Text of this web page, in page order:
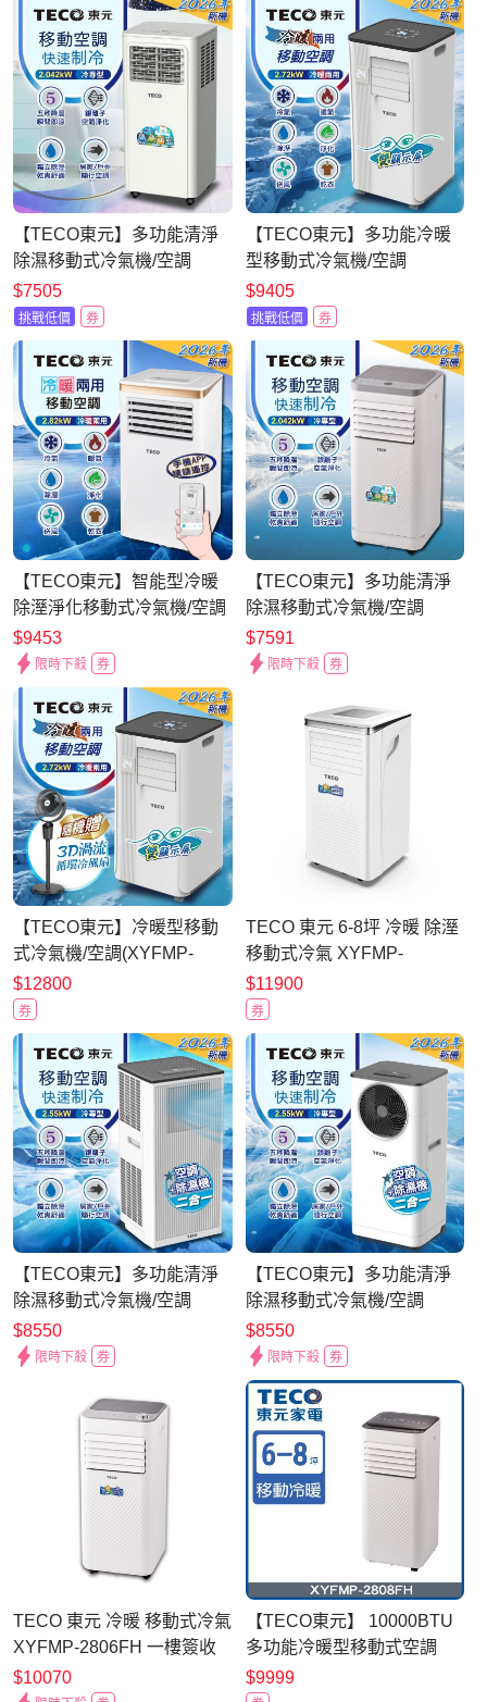
【TECO東元】多功能清淨
除濕移動式冷氣機/空調
(XYFMP-2203FC)
$7505
挑戰低價 券
【TECO東元】多功能冷暖
型移動式冷氣機/空調
(XYFMP-2813FH)
$9405
挑戰低價 券
【TECO東元】智能型冷暖
除溼淨化移動式冷氣機/空調
(XYFMP-2805FH)
$9453
限時下殺 券
【TECO東元】多功能清淨
除濕移動式冷氣機/空調
(XYFMP-2304FC)
$7591
限時下殺 券
【TECO東元】冷暖型移動
式冷氣機/空調(XYFMP-
2813FH+3D渦流循環扇)
$12800
券
TECO 東元 6-8坪 冷暖 除溼
移動式冷氣 XYFMP-
2802FH
$11900
券
【TECO東元】多功能清淨
除濕移動式冷氣機/空調
(XYFMP-2306FC)
$8550
限時下殺 券
【TECO東元】多功能清淨
除濕移動式冷氣機/空調
(XYFMP-2305FC)
$8550
限時下殺 券
TECO 東元 冷暖 移動式冷氣
XYFMP-2806FH 一樓簽收
無搬運上樓
$10070
【TECO東元】 10000BTU
多功能冷暖型移動式空調
XYFMP-2808FH
$9999